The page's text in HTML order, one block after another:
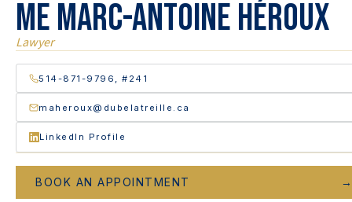
Me Marc-Antoine Héroux
Lawyer
514-871-9796, #241
maheroux@dubelatreille.ca
LinkedIn Profile
BOOK AN APPOINTMENT →